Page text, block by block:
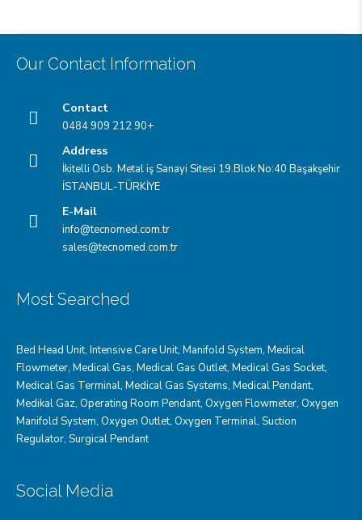
Our Contact Information
Contact
+90 212 909 0484
Address
İkitelli Osb. Metal iş Sanayi Sitesi 19.Blok No:40 Başakşehir
İSTANBUL-TÜRKİYE
E-Mail
info@tecnomed.com.tr
sales@tecnomed.com.tr
Most Searched
Bed Head Unit, Intensive Care Unit, Manifold System, Medical
Flowmeter, Medical Gas, Medical Gas Outlet, Medical Gas Socket,
Medical Gas Terminal, Medical Gas Systems, Medical Pendant,
Medikal Gaz, Operating Room Pendant, Oxygen Flowmeter, Oxygen
Manifold System, Oxygen Outlet, Oxygen Terminal, Suction
Regulator, Surgical Pendant
Social Media